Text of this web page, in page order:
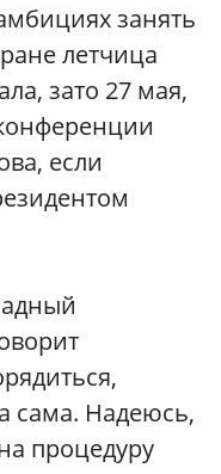
занять
летчица
зато 27 мая,
если
сама. Надеюсь,
процедуру